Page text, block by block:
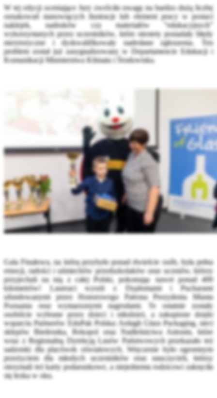
W tej edycji oceniające Jury zwróciło uwagę na bardzo dużą liczbę
oznakowań stanowiących ilustracje lub element pracy w postaci
naklejek, nadruków czy materiałów ”edukacyjnych”
wykorzystanych przez uczestników, które niestety posiadały błędy
merytoryczne i dyskwalifikowały nadesłane zgłoszenia. Ten
problem został już zasygnalizowany w Departamencie Edukacji i
Komunikacji Ministerstwa Klimatu i Środowiska.
Gala Finałowa, na którą przybyło ponad dwieście osób, była pełna
emocji, radości i uśmiechów przedszkolaków oraz uczniów, którzy
przyjechali na nią z całej Polski, pokonując nawet ponad 400
kilometrów! Laureaci wyszli z Dyplomami i Pucharami
ufundowanymi przez Honorowego Patrona Prezydenta Miasta
Poznania oraz wymarzonymi nagrodami. Te ostatnie zostały
osobiście wybrane przez dzieci i młodzież, a zakupione dzięki
wsparciu Partnerów EduPak Polska: Ardagh Glass Packaging, sieci
sklepów Biedronka, Rekopol oraz Nadleśnictwa Antonin, które
wraz z Regionalną Dyrekcją Lasów Państwowych przekazało też
sadzonki dla placówek oświatowych. Wręczenie było ogromnym
przeżyciem dla młodych uczestników oraz nauczycieli, którzy
otrzymali też karty podarunkowe, a niejednemu rodzicowi zakręciła
się łezka w oku.